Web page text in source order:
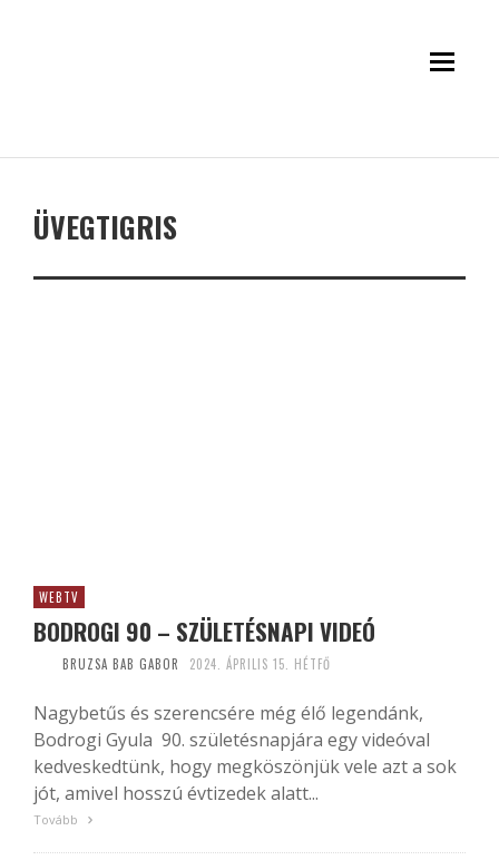
ÜVEGTIGRIS
WEBTV
BODROGI 90 – SZÜLETÉSNAPI VIDEÓ
BRUZSA BAB GABOR 2024. ÁPRILIS 15. HÉTFŐ
Nagybetűs és szerencsére még élő legendánk,
Bodrogi Gyula 90. születésnapjára egy videóval
kedveskedtünk, hogy megköszönjük vele azt a sok
jót, amivel hosszú évtizedek alatt...
Tovább